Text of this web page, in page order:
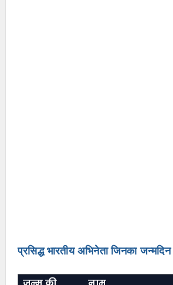
प्रसिद्ध भारतीय अभिनेता जिनका